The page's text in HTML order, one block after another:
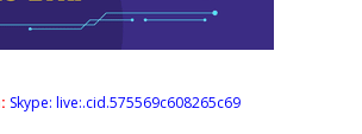
Skype: live:.cid.575569c608265c69